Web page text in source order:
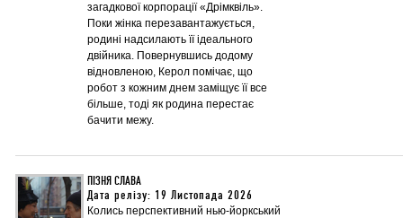
загадкової корпорації «Дрімквіль».
Поки жінка перезавантажується,
родині надсилають її ідеального
двійника. Повернувшись додому
відновленою, Керол помічає, що
робот з кожним днем заміщує її все
більше, тоді як родина перестає
бачити межу.
ПІЗНЯ СЛАВА
Дата релізу: 19 Листопада 2026
Колись перспективний нью-йоркський